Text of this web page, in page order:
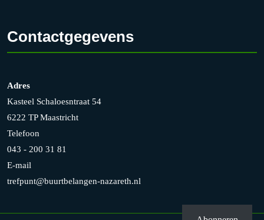
Contactgegevens
Adres
Kasteel Schaloesntraat 54
6222 TP Maastricht
Telefoon
043 - 200 31 81
E-mail
trefpunt@buurtbelangen-nazareth.nl